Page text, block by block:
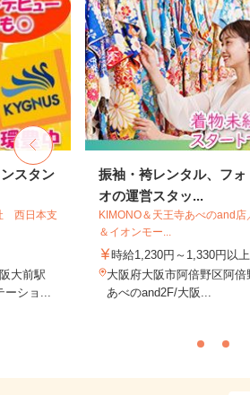
スタン
西日本支
大前駅
ショ...
振袖・袴レンタル、フォ
オの運営スタッ...
KIMONO＆天王寺あべのand店
＆イオンモー...
時給1,230円～1,330円以
大阪府大阪市阿倍野区阿倍
あべのand2F/大阪...